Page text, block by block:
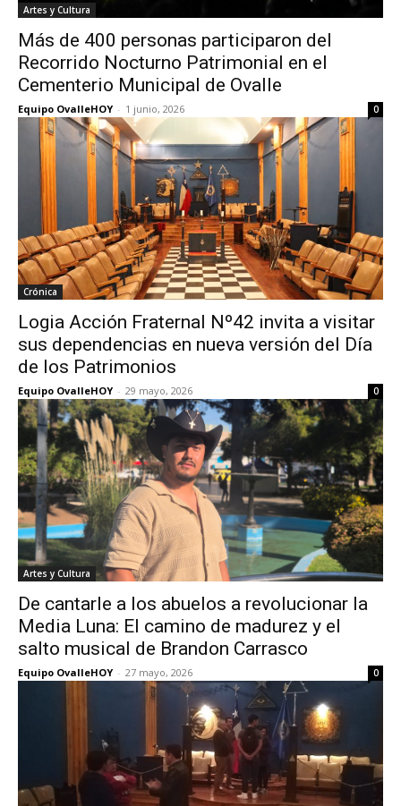
Artes y Cultura
Más de 400 personas participaron del
Recorrido Nocturno Patrimonial en el
Cementerio Municipal de Ovalle
Equipo OvalleHOY - 1 junio, 2026 0
Crónica
Logia Acción Fraternal Nº42 invita a visitar
sus dependencias en nueva versión del Día
de los Patrimonios
Equipo OvalleHOY - 29 mayo, 2026 0
Artes y Cultura
De cantarle a los abuelos a revolucionar la
Media Luna: El camino de madurez y el
salto musical de Brandon Carrasco
Equipo OvalleHOY - 27 mayo, 2026 0